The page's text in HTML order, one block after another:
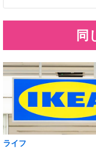
同
ライフ